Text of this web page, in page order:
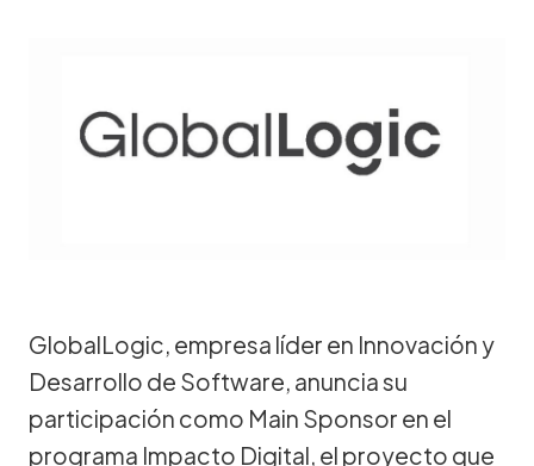
GlobalLogic, empresa líder en Innovación y
Desarrollo de Software, anuncia su
participación como Main Sponsor en el
programa Impacto Digital, el proyecto que